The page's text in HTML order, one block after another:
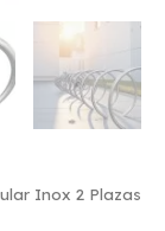
Inox 2 Plazas